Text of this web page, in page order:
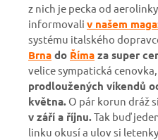
z nich je pecka od aerolinky
informovali v našem
systému italského
Brna do Říma za super
velice sympatická
prodloužených víkendů
května. O pár korun dráž
v září a říjnu.Tak buď
linku okusí a ulov si